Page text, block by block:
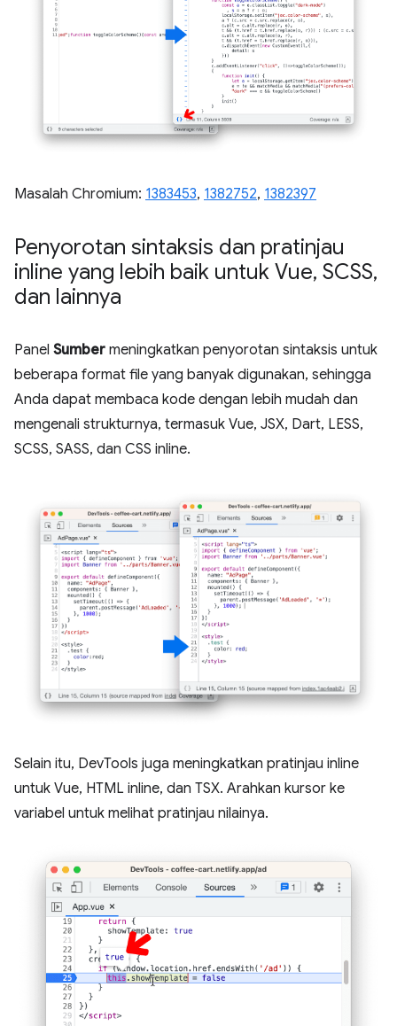
Masalah Chromium: 1383453, 1382752, 1382397
Penyorotan sintaksis dan pratinjau
inline yang lebih baik untuk Vue, SCSS,
dan lainnya
Panel Sumber meningkatkan penyorotan sintaksis untuk
beberapa format file yang banyak digunakan, sehingga
Anda dapat membaca kode dengan lebih mudah dan
mengenali strukturnya, termasuk Vue, JSX, Dart, LESS,
SCSS, SASS, dan CSS inline.
Selain itu, DevTools juga meningkatkan pratinjau inline
untuk Vue, HTML inline, dan TSX. Arahkan kursor ke
variabel untuk melihat pratinjau nilainya.